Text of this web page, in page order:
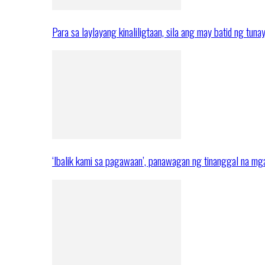
Para sa laylayang kinaliligtaan, sila ang may batid ng
‘Ibalik kami sa pagawaan’, panawagan ng tinanggal na